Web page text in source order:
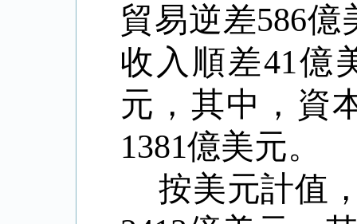
貿易逆差586億
收入順差41億
元，其中，資
1381億美元。
按美元計值